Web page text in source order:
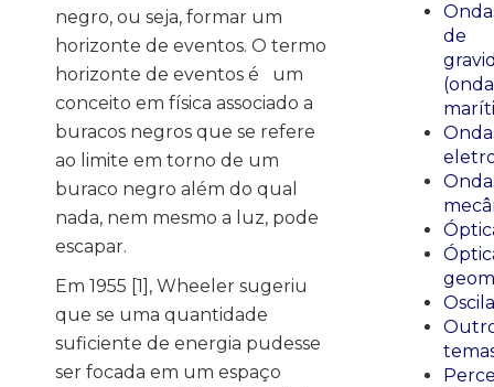
negro, ou seja, formar um
horizonte de eventos. O termo
horizonte de eventos é um
conceito em física associado a
buracos negros que se refere
ao limite em torno de um
buraco negro além do qual
nada, nem mesmo a luz, pode
escapar.
Em 1955 [1], Wheeler sugeriu
que se uma quantidade
suficiente de energia pudesse
ser focada em um espaço
de